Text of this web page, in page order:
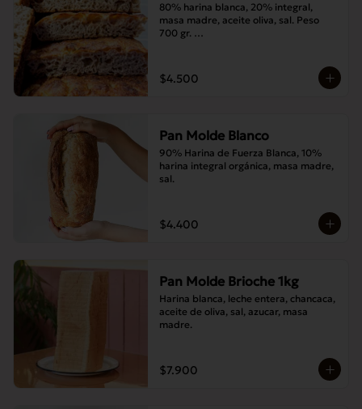
80% harina blanca, 20% integral,
masa madre, aceite oliva, sal. Peso
700 gr.
$4.500
Pan Molde Blanco
90% Harina de Fuerza Blanca, 10%
harina integral orgánica, masa madre,
sal.
$4.400
Pan Molde Brioche 1kg
Harina blanca, leche entera, chancaca,
aceite de oliva, sal, azucar, masa
madre.
$7.900